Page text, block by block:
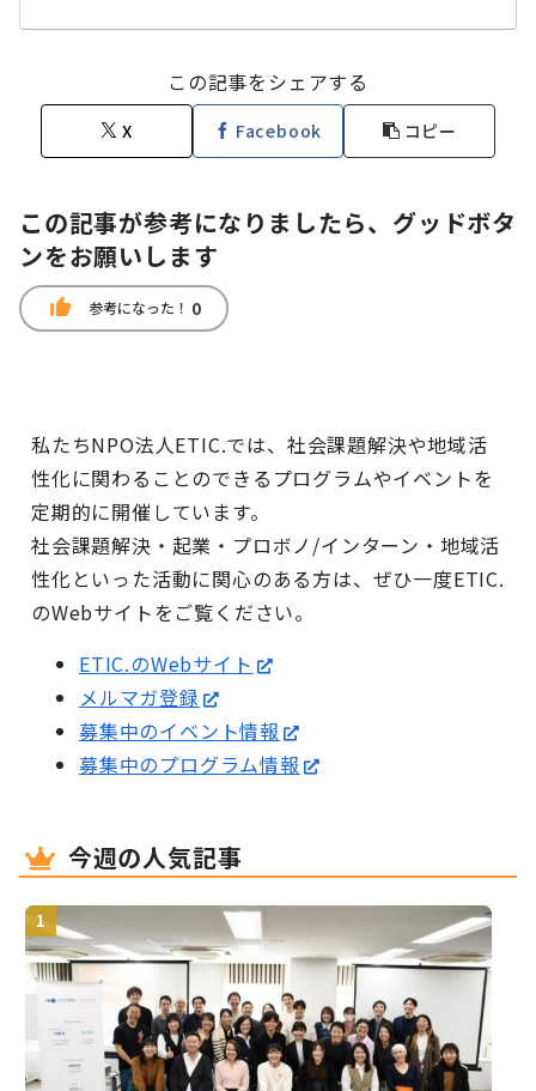
この記事をシェアする
X Facebook コピー
この記事が参考になりましたら、グッドボタ
ンをお願いします
thumb_up 参考になった！ 0
私たちNPO法人ETIC.では、社会課題解決や地域活
性化に関わることのできるプログラムやイベントを
定期的に開催しています。
社会課題解決・起業・プロボノ/インターン・地域活
性化といった活動に関心のある方は、ぜひ一度ETIC.
のWebサイトをご覧ください。
ETIC.のWebサイト
メルマガ登録
募集中のイベント情報
募集中のプログラム情報
今週の人気記事